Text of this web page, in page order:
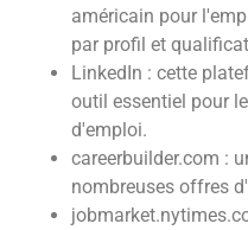
américain pour
par profil et
LinkedIn : cette
outil essentiel pour
d'emploi.
careerbuilder.com :
nombreuses offres